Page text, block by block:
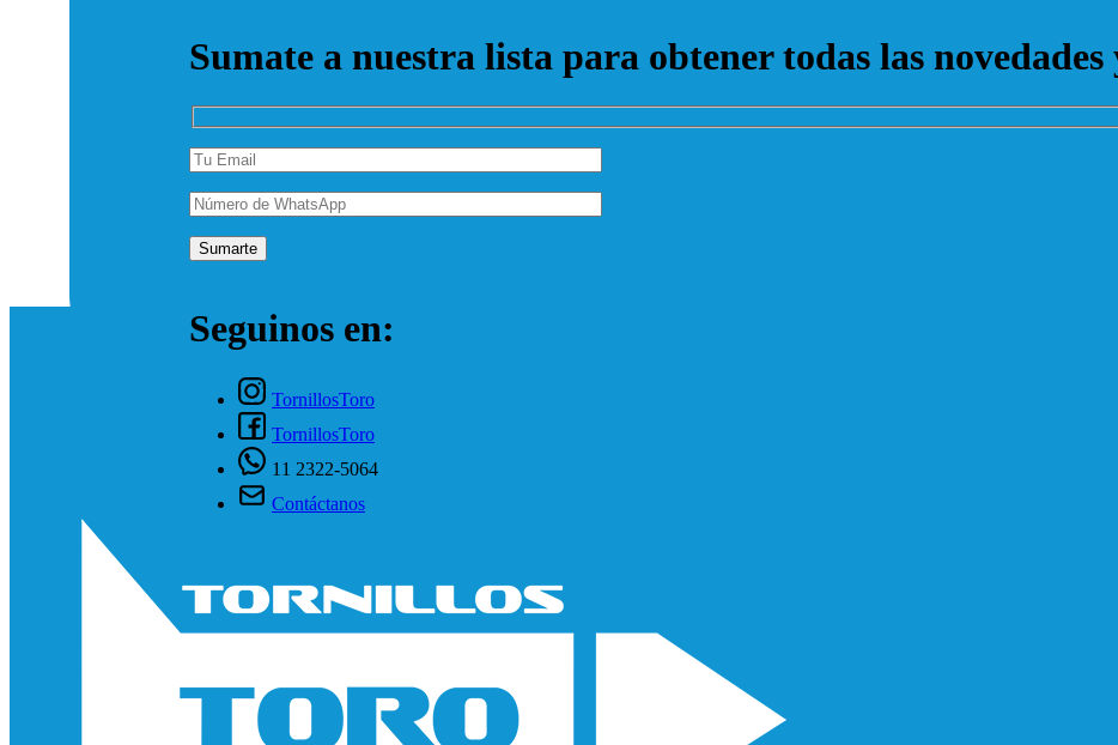
Sumate a nuestra lista para obtener todas las
Seguinos en:
TornillosToro
TornillosToro
11 2322-5064
Contáctanos